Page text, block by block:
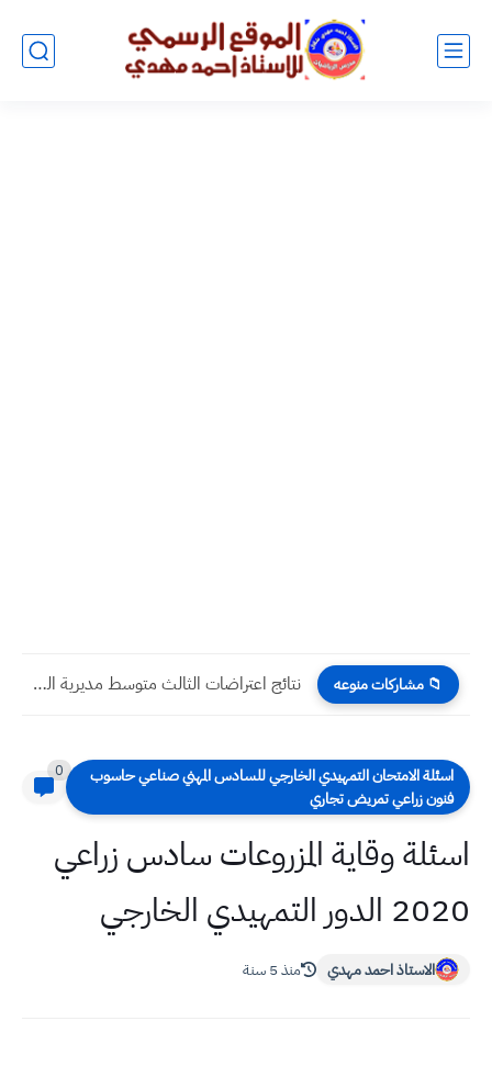
📁 مشاركات منوعه نتائج اعتراضات الثالث متوسط مديرية الرصافة الاولى الدور الاول 2023
الامتحان التمهيدي الخارجي للسادس المهني صناعي حاسوب
زراعي تمريض تجاري
0
وقاية المزروعات سادس زراعي
التمهيدي الخارجي
الاستاذ احمد مهدي منذ 5 سنة